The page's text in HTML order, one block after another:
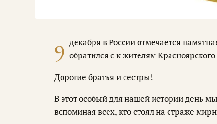
9 декабря в России отмечается
обратился с к жителям
Дорогие братья и сестры!
В этот особый для нашей истории день
вспоминая всех, кто стоял на страже